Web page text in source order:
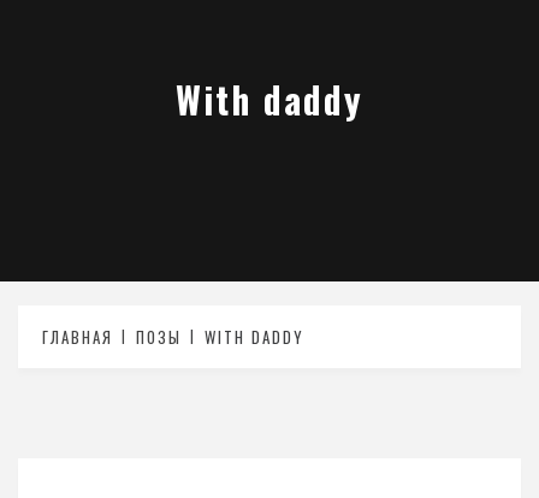
With daddy
ГЛАВНАЯ ПОЗЫ WITH DADDY